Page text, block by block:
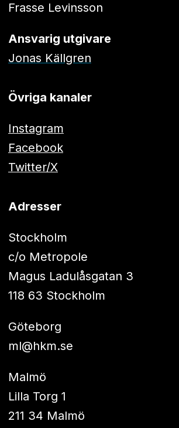
Frasse Levinsson
Ansvarig utgivare
Jonas Källgren
Övriga kanaler
Instagram
Facebook
Twitter/X
Adresser
Stockholm
c/o Metropole
Magus Ladulåsgatan 3
118 63 Stockholm
Göteborg
ml@hkm.se
Malmö
Lilla Torg 1
211 34 Malmö